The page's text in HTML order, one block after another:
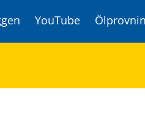
YouTube